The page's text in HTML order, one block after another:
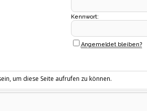
Kennwort:
Angemeldet bleiben?
um diese Seite aufrufen zu können.